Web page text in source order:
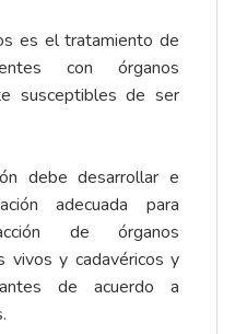
es el tratamiento de
con órganos
susceptibles de ser
debe desarrollar e
adecuada para
de órganos
vivos y cadavéricos y
de acuerdo a